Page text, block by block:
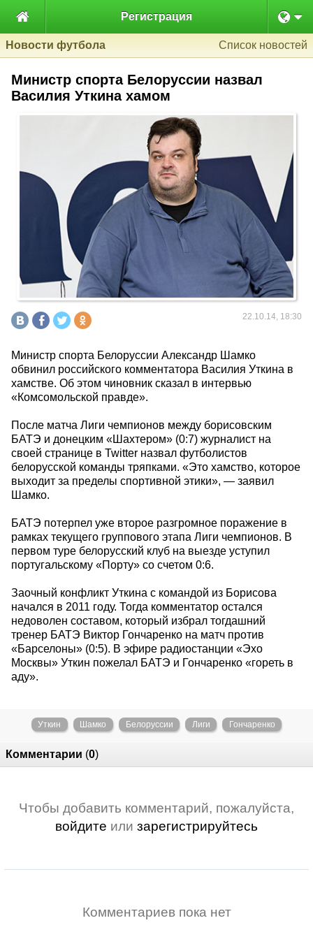
 Регистрация
Новости футбола Список новостей
Министр спорта Белоруссии назвал
Василия Уткина хамом
22.10.14, 18:30
Министр спорта Белоруссии Александр Шамко
обвинил российского комментатора Василия Уткина в
хамстве. Об этом чиновник сказал в интервью
«Комсомольской правде».
После матча Лиги чемпионов между борисовским
БАТЭ и донецким «Шахтером» (0:7) журналист на
своей странице в Twitter назвал футболистов
белорусской команды тряпками. «Это хамство, которое
выходит за пределы спортивной этики», — заявил
Шамко.
БАТЭ потерпел уже второе разгромное поражение в
рамках текущего группового этапа Лиги чемпионов. В
первом туре белорусский клуб на выезде уступил
португальскому «Порту» со счетом 0:6.
Заочный конфликт Уткина с командой из Борисова
начался в 2011 году. Тогда комментатор остался
недоволен составом, который избрал тогдашний
тренер БАТЭ Виктор Гончаренко на матч против
«Барселоны» (0:5). В эфире радиостанции «Эхо
Москвы» Уткин пожелал БАТЭ и Гончаренко «гореть в
аду».
Уткин Шамко Белоруссии Лиги Гончаренко
Комментарии (0)
Чтобы добавить комментарий, пожалуйста,
войдите или зарегистрируйтесь
Комментариев пока нет